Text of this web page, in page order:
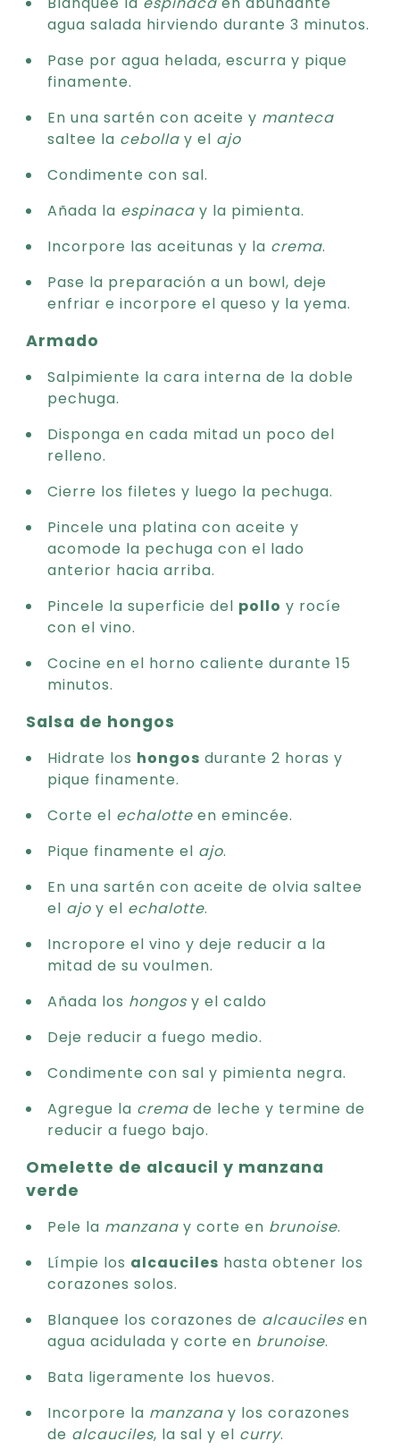
agua salada hirviendo durante 3 minutos.
Pase por agua helada, escurra y pique
finamente.
En una sartén con aceite y manteca
saltee la cebolla y el ajo
Condimente con sal.
Añada la espinaca y la pimienta.
Incorpore las aceitunas y la crema.
Pase la preparación a un bowl, deje
enfriar e incorpore el queso y la yema.
Armado
Salpimiente la cara interna de la doble
pechuga.
Disponga en cada mitad un poco del
relleno.
Cierre los filetes y luego la pechuga.
Pincele una platina con aceite y
acomode la pechuga con el lado
anterior hacia arriba.
Pincele la superficie del pollo y rocíe
con el vino.
Cocine en el horno caliente durante 15
minutos.
Salsa de hongos
Hidrate los hongos durante 2 horas y
pique finamente.
Corte el echalotte en emincée.
Pique finamente el ajo.
En una sartén con aceite de olvia saltee
el ajo y el echalotte.
Incropore el vino y deje reducir a la
mitad de su voulmen.
Añada los hongos y el caldo
Deje reducir a fuego medio.
Condimente con sal y pimienta negra.
Agregue la crema de leche y termine de
reducir a fuego bajo.
Omelette de alcaucil y manzana
verde
Pele la manzana y corte en brunoise.
Límpie los alcauciles hasta obtener los
corazones solos.
Blanquee los corazones de alcauciles en
agua acidulada y corte en brunoise.
Bata ligeramente los huevos.
Incorpore la manzana y los corazones
de alcauciles, la sal y el curry.